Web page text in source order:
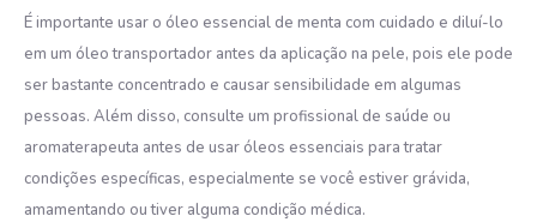
É importante usar o óleo essencial de menta com cuidado e diluí-lo
em um óleo transportador antes da aplicação na pele, pois ele pode
ser bastante concentrado e causar sensibilidade em algumas
pessoas. Além disso, consulte um profissional de saúde ou
aromaterapeuta antes de usar óleos essenciais para tratar
condições específicas, especialmente se você estiver grávida,
amamentando ou tiver alguma condição médica.